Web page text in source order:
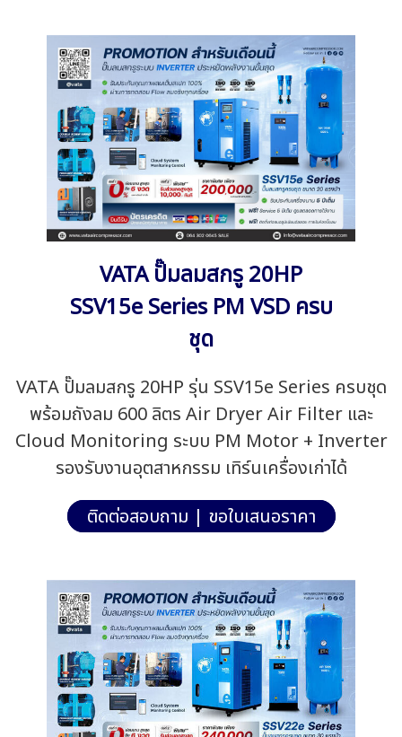
VATA ปั๊มลมสกรู 20HP
SSV15e Series PM VSD ครบ
ชุด
VATA ปั๊มลมสกรู 20HP รุ่น SSV15e Series ครบชุด
พร้อมถังลม 600 ลิตร Air Dryer Air Filter และ
Cloud Monitoring ระบบ PM Motor + Inverter
รองรับงานอุตสาหกรรม เทิร์นเครื่องเก่าได้
ติดต่อสอบถาม | ขอใบเสนอราคา